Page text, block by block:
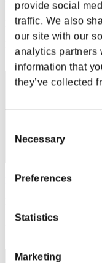
provide social
traffic. We also
our site with our
analytics partners
information that
they’ve collected
Selection
Necessary
Preferences
Statistics
Marketing
nwk000063
Punteggio:Lv:1/
2
katsu34
Posizione